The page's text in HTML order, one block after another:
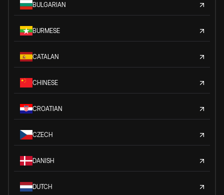
BULGARIAN
BURMESE
CATALAN
CHINESE
CROATIAN
CZECH
DANISH
DUTCH